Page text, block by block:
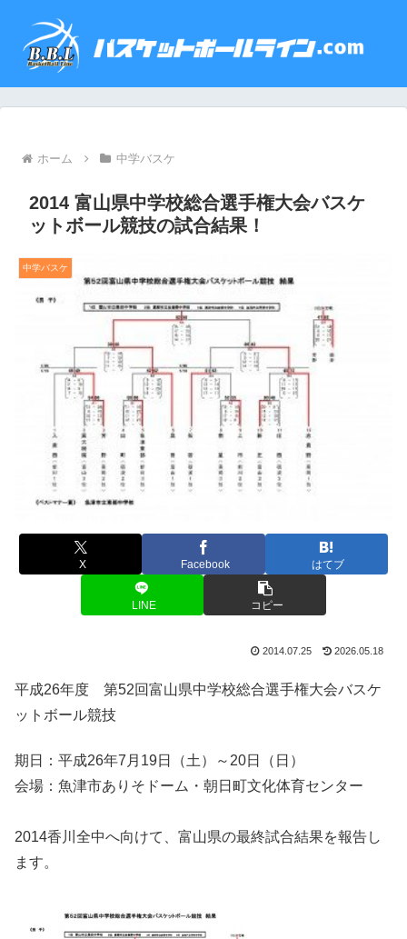
ホーム 中学バスケ
2014 富山県中学校総合選手権大会バスケ
ットボール競技の試合結果！
中学バスケ
X Facebook はてブ
LINE コピー
2014.07.25 2026.05.18
平成26年度 第52回富山県中学校総合選手権大会バスケ
ットボール競技
期日：平成26年7月19日（土）～20日（日）
会場：魚津市ありそドーム・朝日町文化体育センター
2014香川全中へ向けて、富山県の最終試合結果を報告し
ます。